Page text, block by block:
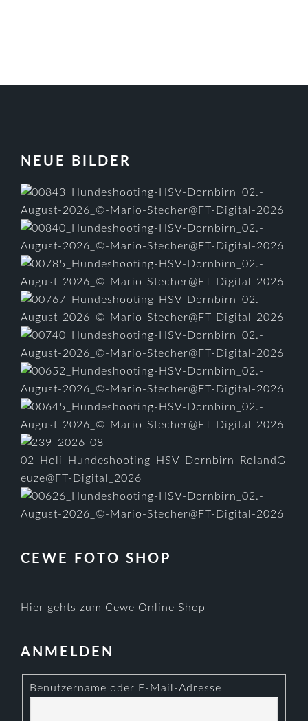
FOOTER
NEUE BILDER
CEWE FOTO SHOP
Hier gehts zum Cewe Online Shop
ANMELDEN
Benutzername oder E-Mail-Adresse